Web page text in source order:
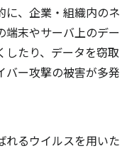
に、企業・組織内のネ
端末やサーバ上のデー
したり、データを窃取
バー攻撃の被害が多発
れるウイルスを用いた